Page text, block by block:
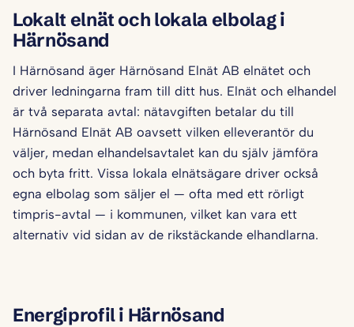
Lokalt elnät och lokala elbolag i
Härnösand
I Härnösand äger Härnösand Elnät AB elnätet och
driver ledningarna fram till ditt hus. Elnät och elhandel
är två separata avtal: nätavgiften betalar du till
Härnösand Elnät AB oavsett vilken elleverantör du
väljer, medan elhandelsavtalet kan du själv jämföra
och byta fritt. Vissa lokala elnätsägare driver också
egna elbolag som säljer el — ofta med ett rörligt
timpris-avtal — i kommunen, vilket kan vara ett
alternativ vid sidan av de rikstäckande elhandlarna.
Energiprofil i Härnösand